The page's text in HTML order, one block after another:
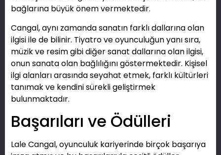
bağlarına büyük önem vermektedir.
Cangal, aynı zamanda sanatın farklı dallarına olan
ilgisi ile de bilinir. Tiyatro ve oyunculuğun yanı sıra,
müzik ve resim gibi diğer sanat dallarına olan ilgisi,
onun sanata olan bağlılığını göstermektedir. Kişisel
ilgi alanları arasında seyahat etmek, farklı kültürleri
tanımak ve kendini sürekli geliştirmek
bulunmaktadır.
Başarıları ve Ödülleri
Lale Cangal, oyunculuk kariyerinde birçok başarıya